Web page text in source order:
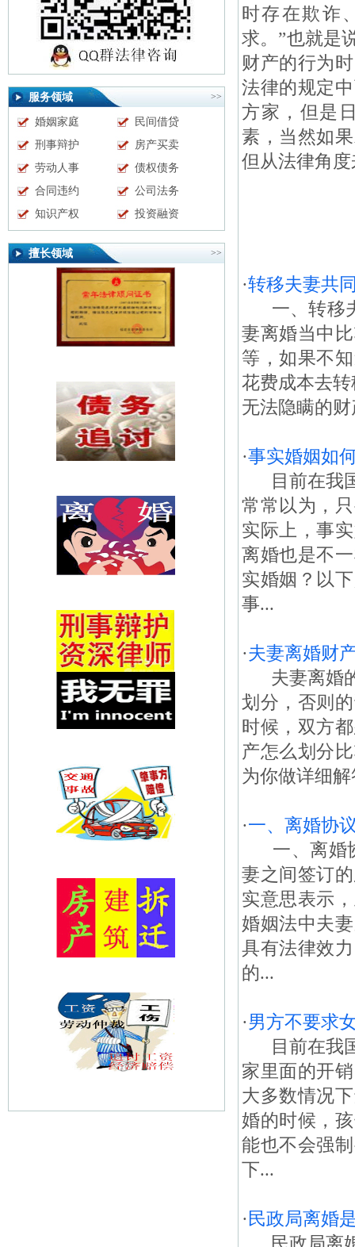
服务领域 >>
婚姻家庭
民间借贷
刑事辩护
房产买卖
劳动人事
债权债务
合同违约
公司法务
知识产权
投资融资
擅长领域 >>
时存在欺诈
求。”也就是
财产的行为
法律的规定
方家，但是
素，当然如
但从法律角
·转移夫妻共
一、转移夫
妻离婚当中
等，如果不
花费成本去
无法隐瞒的
·事实婚姻如
目前在我国
常常以为，
实际上，事
离婚也是不
实婚姻？以
事...
·夫妻离婚财
夫妻离婚的
划分，否则
时候，双方
产怎么划分
为你做详细
·一、离婚协
一、离婚协
妻之间签订
实意思表示
婚姻法中夫
具有法律效
的...
·男方不要求
目前在我国
家里面的开
大多数情况
婚的时候，
能也不会强
下...
·民政局离婚